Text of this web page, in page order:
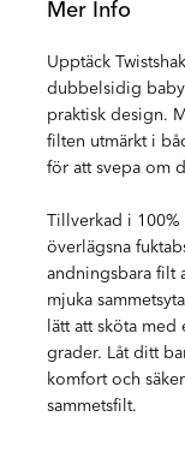
Mer Info
Upptäck
dubbelsidig
praktisk design.
filten utmärkt i
för att svepa om
Tillverkad i
överlägsna
andningsbara filt
mjuka
lätt att sköta
grader. Låt ditt
komfort och
sammetsfilt.